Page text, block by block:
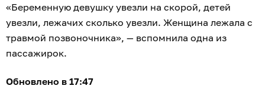
«Беременную девушку увезли на скорой, детей
увезли, лежачих сколько увезли. Женщина лежала с
травмой позвоночника», — вспомнила одна из
пассажирок.
Обновлено в 17:47